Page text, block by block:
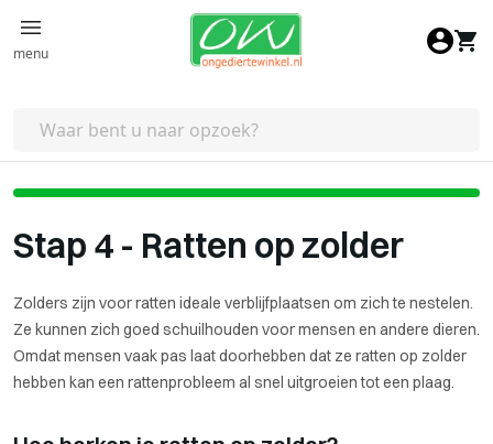
menu
Stap 4 - Ratten op zolder
Zolders zijn voor ratten ideale verblijfplaatsen om zich te nestelen.
Ze kunnen zich goed schuilhouden voor mensen en andere dieren.
Omdat mensen vaak pas laat doorhebben dat ze ratten op zolder
hebben kan een rattenprobleem al snel uitgroeien tot een plaag.